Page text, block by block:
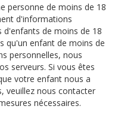
personne de moins de 18
d'informations
d'enfants de moins de 18
qu'un enfant de moins de
personnelles, nous
serveurs. Si vous êtes
votre enfant nous a
veuillez nous contacter
nécessaires.